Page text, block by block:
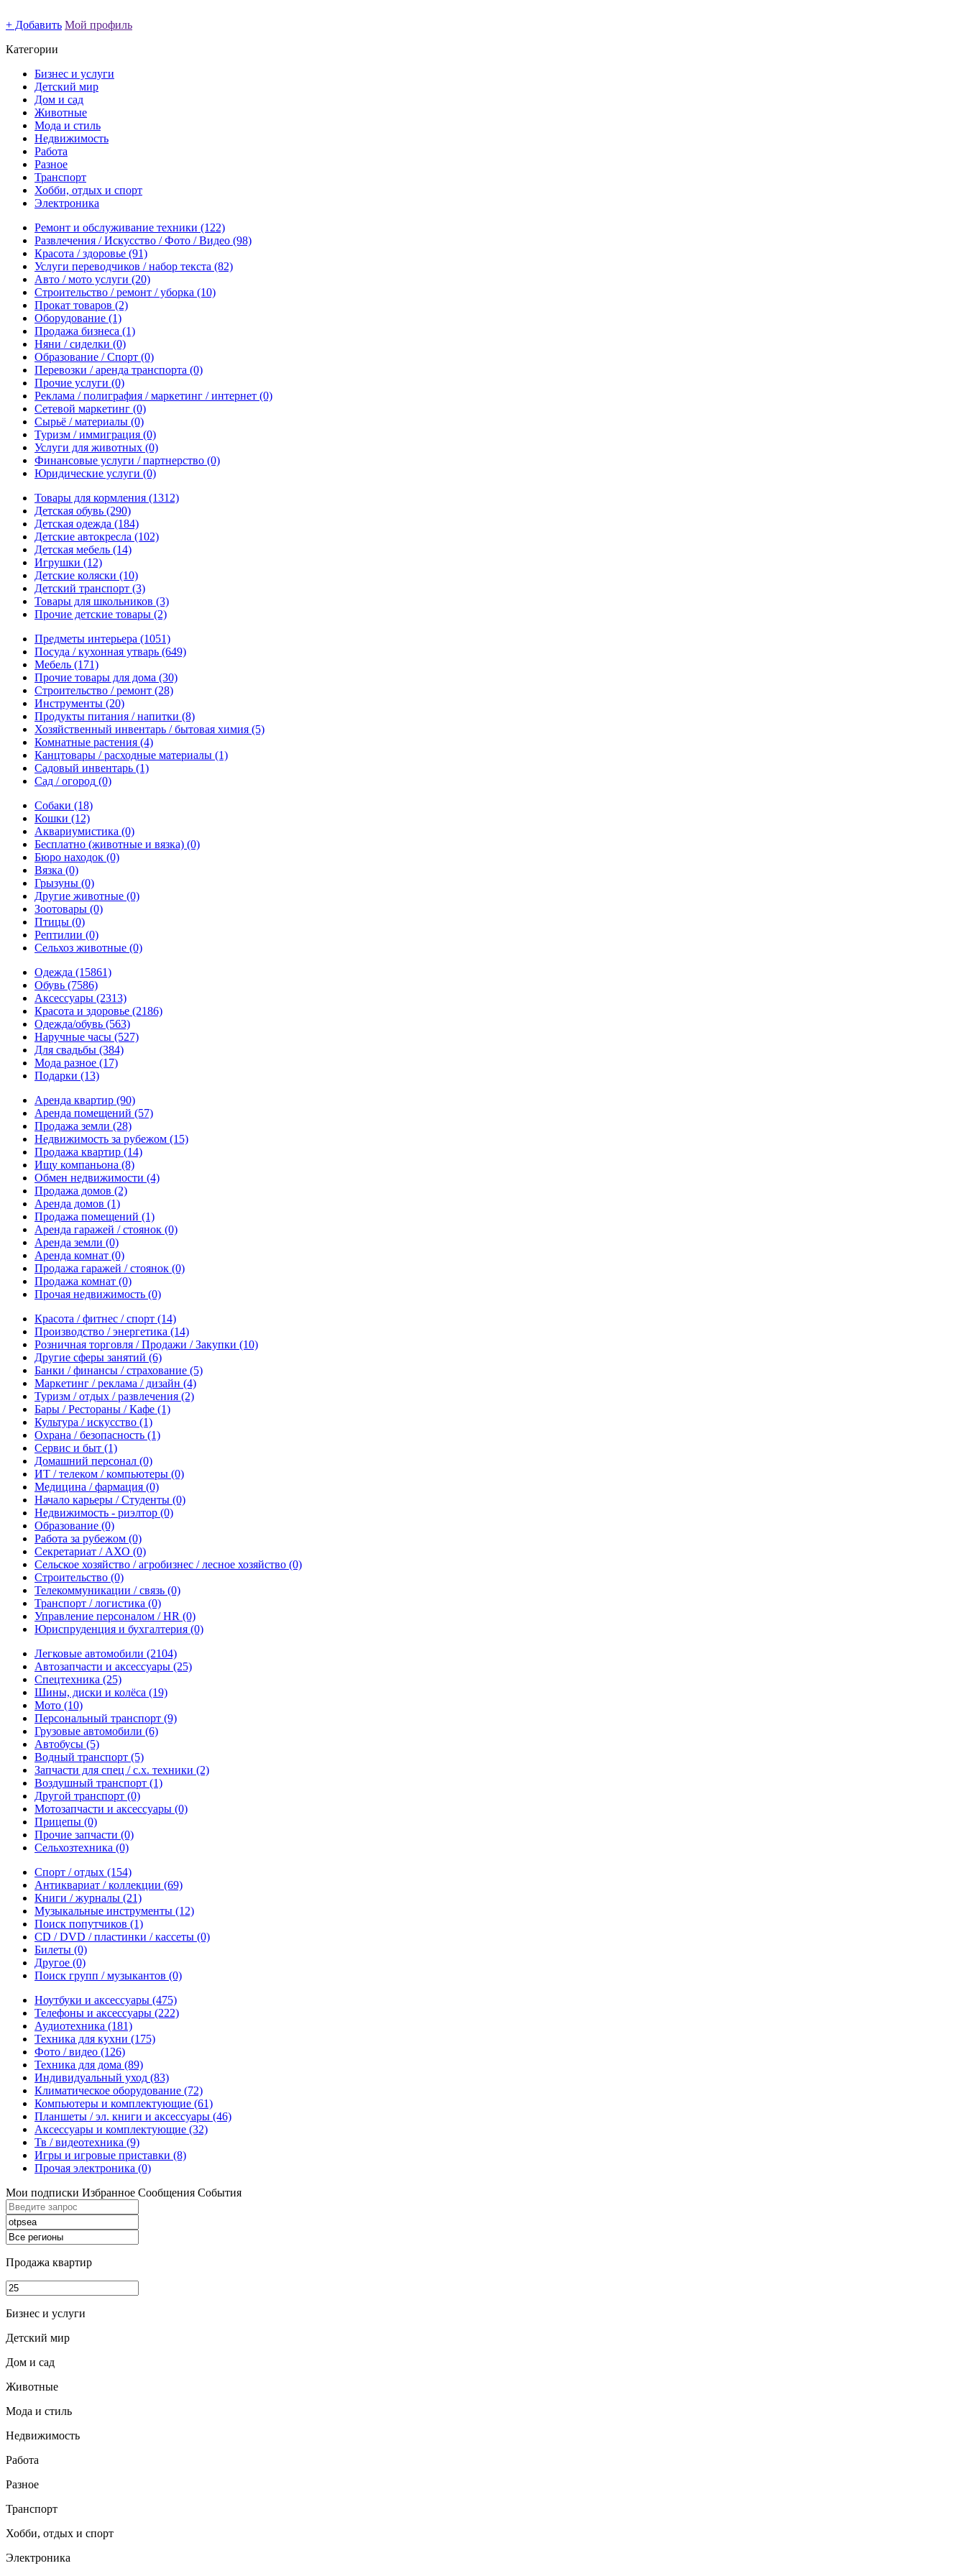
+ Добавить Мой профиль
Категории
Бизнес и услуги
Детский мир
Дом и сад
Животные
Мода и стиль
Недвижимость
Работа
Разное
Транспорт
Хобби, отдых и спорт
Электроника
Ремонт и обслуживание техники (122)
Развлечения / Искусство / Фото / Видео (98)
Красота / здоровье (91)
Услуги переводчиков / набор текста (82)
Авто / мото услуги (20)
Строительство / ремонт / уборка (10)
Прокат товаров (2)
Оборудование (1)
Продажа бизнеса (1)
Няни / сиделки (0)
Образование / Спорт (0)
Перевозки / аренда транспорта (0)
Прочие услуги (0)
Реклама / полиграфия / маркетинг / интернет (0)
Сетевой маркетинг (0)
Сырьё / материалы (0)
Туризм / иммиграция (0)
Услуги для животных (0)
Финансовые услуги / партнерство (0)
Юридические услуги (0)
Товары для кормления (1312)
Детская обувь (290)
Детская одежда (184)
Детские автокресла (102)
Детская мебель (14)
Игрушки (12)
Детские коляски (10)
Детский транспорт (3)
Товары для школьников (3)
Прочие детские товары (2)
Предметы интерьера (1051)
Посуда / кухонная утварь (649)
Мебель (171)
Прочие товары для дома (30)
Строительство / ремонт (28)
Инструменты (20)
Продукты питания / напитки (8)
Хозяйственный инвентарь / бытовая химия (5)
Комнатные растения (4)
Канцтовары / расходные материалы (1)
Садовый инвентарь (1)
Сад / огород (0)
Собаки (18)
Кошки (12)
Аквариумистика (0)
Бесплатно (животные и вязка) (0)
Бюро находок (0)
Вязка (0)
Грызуны (0)
Другие животные (0)
Зоотовары (0)
Птицы (0)
Рептилии (0)
Сельхоз животные (0)
Одежда (15861)
Обувь (7586)
Аксессуары (2313)
Красота и здоровье (2186)
Одежда/обувь (563)
Наручные часы (527)
Для свадьбы (384)
Мода разное (17)
Подарки (13)
Аренда квартир (90)
Аренда помещений (57)
Продажа земли (28)
Недвижимость за рубежом (15)
Продажа квартир (14)
Ищу компаньона (8)
Обмен недвижимости (4)
Продажа домов (2)
Аренда домов (1)
Продажа помещений (1)
Аренда гаражей / стоянок (0)
Аренда земли (0)
Аренда комнат (0)
Продажа гаражей / стоянок (0)
Продажа комнат (0)
Прочая недвижимость (0)
Красота / фитнес / спорт (14)
Производство / энергетика (14)
Розничная торговля / Продажи / Закупки (10)
Другие сферы занятий (6)
Банки / финансы / страхование (5)
Маркетинг / реклама / дизайн (4)
Туризм / отдых / развлечения (2)
Бары / Рестораны / Кафе (1)
Культура / искусство (1)
Охрана / безопасность (1)
Сервис и быт (1)
Домашний персонал (0)
ИТ / телеком / компьютеры (0)
Медицина / фармация (0)
Начало карьеры / Студенты (0)
Недвижимость - риэлтор (0)
Образование (0)
Работа за рубежом (0)
Секретариат / АХО (0)
Сельское хозяйство / агробизнес / лесное хозяйство (0)
Строительство (0)
Телекоммуникации / связь (0)
Транспорт / логистика (0)
Управление персоналом / HR (0)
Юриспруденция и бухгалтерия (0)
Легковые автомобили (2104)
Автозапчасти и аксессуары (25)
Спецтехника (25)
Шины, диски и колёса (19)
Мото (10)
Персональный транспорт (9)
Грузовые автомобили (6)
Автобусы (5)
Водный транспорт (5)
Запчасти для спец / с.х. техники (2)
Воздушный транспорт (1)
Другой транспорт (0)
Мотозапчасти и аксессуары (0)
Прицепы (0)
Прочие запчасти (0)
Сельхозтехника (0)
Спорт / отдых (154)
Антиквариат / коллекции (69)
Книги / журналы (21)
Музыкальные инструменты (12)
Поиск попутчиков (1)
CD / DVD / пластинки / кассеты (0)
Билеты (0)
Другое (0)
Поиск групп / музыкантов (0)
Ноутбуки и аксессуары (475)
Телефоны и аксессуары (222)
Аудиотехника (181)
Техника для кухни (175)
Фото / видео (126)
Техника для дома (89)
Индивидуальный уход (83)
Климатическое оборудование (72)
Компьютеры и комплектующие (61)
Планшеты / эл. книги и аксессуары (46)
Аксессуары и комплектующие (32)
Тв / видеотехника (9)
Игры и игровые приставки (8)
Прочая электроника (0)
Мои подписки Избранное Сообщения События
Продажа квартир
Бизнес и услуги
Детский мир
Дом и сад
Животные
Мода и стиль
Недвижимость
Работа
Разное
Транспорт
Хобби, отдых и спорт
Электроника